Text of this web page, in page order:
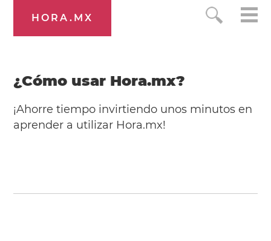
HORA.MX
¿Cómo usar Hora.mx?
¡Ahorre tiempo invirtiendo unos minutos en
aprender a utilizar Hora.mx!